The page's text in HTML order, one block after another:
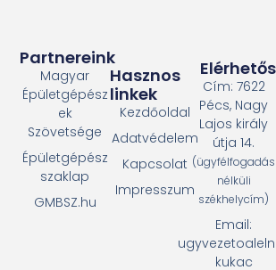
Cím: 7622
Pécs, Nagy
Lajos király
útja 14.
(ügyfélfogadás
nélküli
székhelycím)
Email:
kukac
Hasznos
linkek
Kezdőoldal
Adatvédelem
Kapcsolat
Impresszum
Partnereink
Magyar
Épületgépész
ek
Szövetsége
Épületgépész
szaklap
GMBSZ.hu